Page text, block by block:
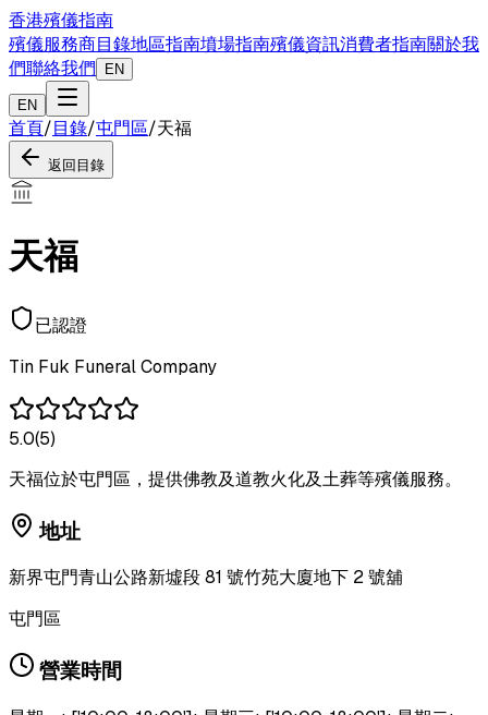
香港殯儀指南
殯儀服務商目錄地區指南墳場指南殯儀資訊消費者指南關於我
們聯絡我們 EN
EN
首頁/目錄/屯門區/天福
返回目錄
天福
已認證
Tin Fuk Funeral Company
5.0(5)
天福位於屯門區，提供佛教及道教火化及土葬等殯儀服務。
地址
新界屯門青山公路新墟段 81 號竹苑大廈地下 2 號舖
屯門區
營業時間